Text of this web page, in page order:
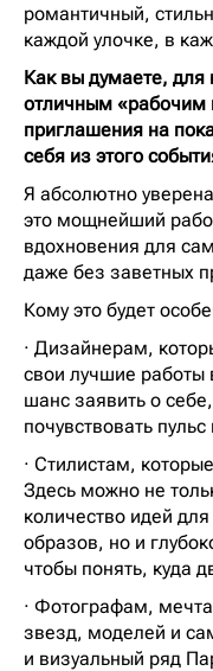
романтичный,
каждой улочке, в
Как вы думаете,
отличным «рабочим
приглашения на
себя из этого
Я абсолютно
это мощнейший
вдохновения для
даже без заветных
Кому это будет
· Дизайнерам,
свои лучшие работы
шанс заявить о
почувствовать
· Стилистам,
Здесь можно не
количество идей
образов, но и
чтобы понять, куда
· Фотографам,
звезд, моделей и
и визуальный ряд